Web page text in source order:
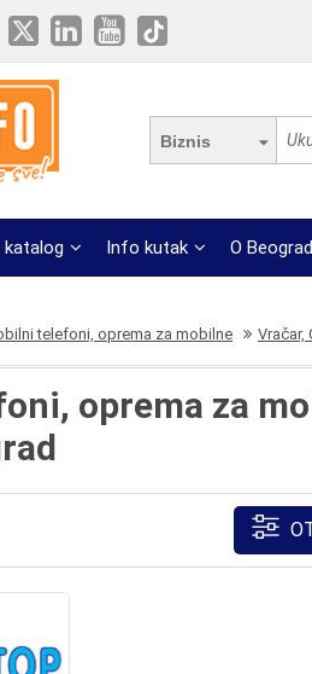
Biznis
katalog Info kutak O
telefoni, oprema za mobilne Vračar,
oprema za